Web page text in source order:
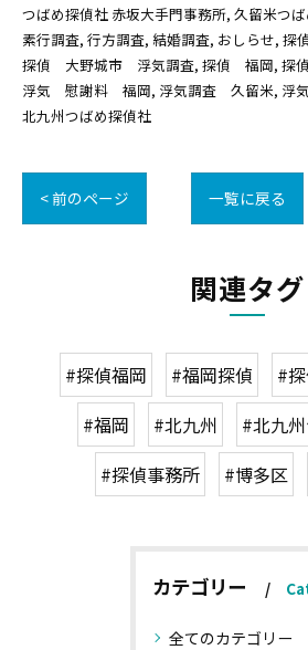
つばめ探偵社 赤坂大手門事務所 久留米つ
素行調査 行方調査 結婚調査 おしらせ 探
探偵 大野城市 浮気調査 探偵 福岡 探
浮気 慰謝料 福岡 浮気調査 久留米 浮
北九州つばめ探偵社
< 前のページ 一覧に戻る
関連タグ
#探偵福岡 #福岡探偵 #
#福岡
#北九州
#北九
#探偵事務所
#博多区
カテゴリー
全てのカテゴリー